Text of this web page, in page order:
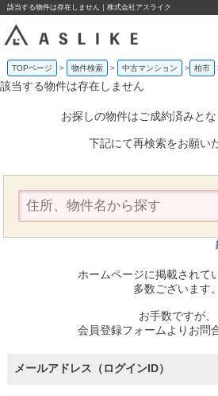
該当する物件は存在しません｜株式会社アスライク
TOPページ 物件検索 中古マンション 柏市
該当する物件は存在しません
お探しの物件はご成約済みとな
下記にて再検索をお願い
ホームページに掲載されて
多数ございます。
お手数ですが、
会員登録フォームよりお問
メールアドレス（ログインID）